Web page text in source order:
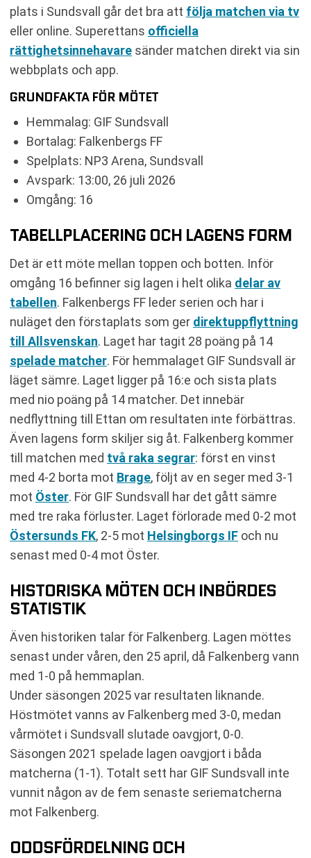
plats i Sundsvall går det bra att följa matchen via tv
eller online. Superettans officiella
rättighetsinnehavare sänder matchen direkt via sin
webbplats och app.
GRUNDFAKTA FÖR MÖTET
Hemmalag: GIF Sundsvall
Bortalag: Falkenbergs FF
Spelplats: NP3 Arena, Sundsvall
Avspark: 13:00, 26 juli 2026
Omgång: 16
TABELLPLACERING OCH LAGENS FORM
Det är ett möte mellan toppen och botten. Inför
omgång 16 befinner sig lagen i helt olika delar av
tabellen. Falkenbergs FF leder serien och har i
nuläget den förstaplats som ger direktuppflyttning
till Allsvenskan. Laget har tagit 28 poäng på 14
spelade matcher. För hemmalaget GIF Sundsvall är
läget sämre. Laget ligger på 16:e och sista plats
med nio poäng på 14 matcher. Det innebär
nedflyttning till Ettan om resultaten inte förbättras.
Även lagens form skiljer sig åt. Falkenberg kommer
till matchen med två raka segrar: först en vinst
med 4-2 borta mot Brage, följt av en seger med 3-1
mot Öster. För GIF Sundsvall har det gått sämre
med tre raka förluster. Laget förlorade med 0-2 mot
Östersunds FK, 2-5 mot Helsingborgs IF och nu
senast med 0-4 mot Öster.
HISTORISKA MÖTEN OCH INBÖRDES
STATISTIK
Även historiken talar för Falkenberg. Lagen möttes
senast under våren, den 25 april, då Falkenberg vann
med 1-0 på hemmaplan.
Under säsongen 2025 var resultaten liknande.
Höstmötet vanns av Falkenberg med 3-0, medan
vårmötet i Sundsvall slutade oavgjort, 0-0.
Säsongen 2021 spelade lagen oavgjort i båda
matcherna (1-1). Totalt sett har GIF Sundsvall inte
vunnit någon av de fem senaste seriematcherna
mot Falkenberg.
ODDSFÖRDELNING OCH